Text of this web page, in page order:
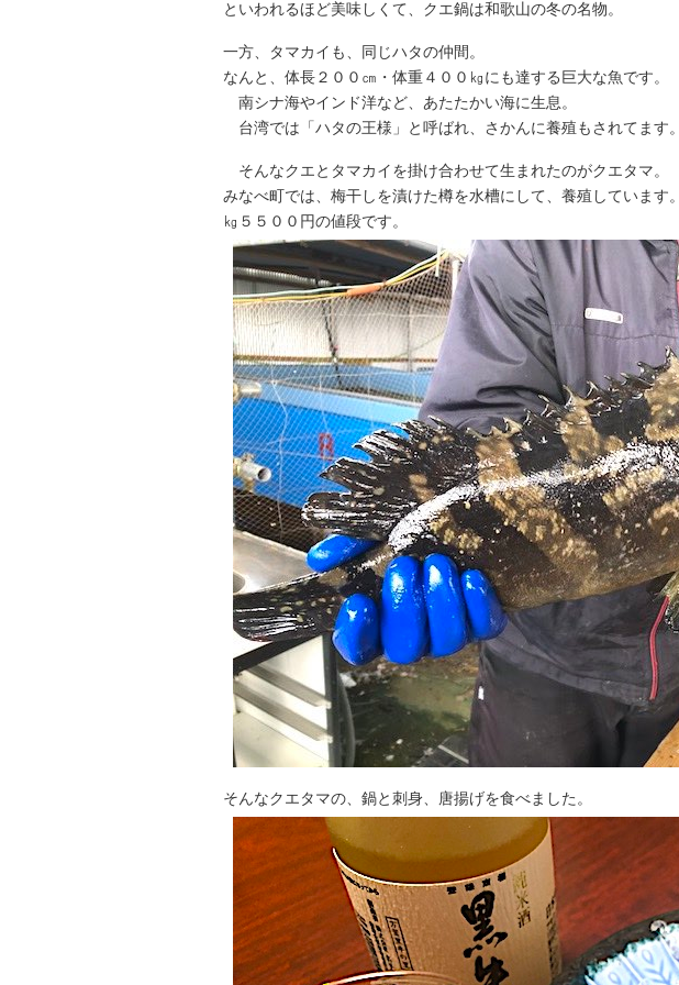
といわれるほど美味しくて、クエ鍋は和歌山の冬の名物。
一方、タマカイも、同じハタの仲間。
なんと、体長２００㎝・体重４００㎏にも達する巨大な魚です。
南シナ海やインド洋など、あたたかい海に生息。
台湾では「ハタの王様」と呼ばれ、さかんに養殖もされてます。
そんなクエとタマカイを掛け合わせて生まれたのがクエタマ。
みなべ町では、梅干しを漬けた樽を水槽にして、養殖しています。
㎏５５００円の値段です。
そんなクエタマの、鍋と刺身、唐揚げを食べました。